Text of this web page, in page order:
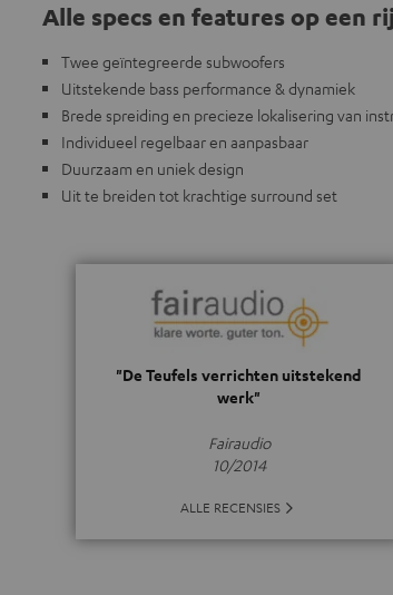
Alle specs en features op een rij
Twee geïntegreerde subwoofers
Uitstekende bass performance & dynamiek
Brede spreiding en precieze lokalisering van
Individueel regelbaar en aanpasbaar
Duurzaam en uniek design
Uit te breiden tot krachtige surround set
"De Teufels verrichten uitstekend
werk"
Fairaudio
10/2014
ALLE RECENSIES